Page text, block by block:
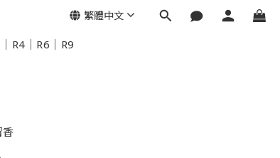
R4｜R6｜R9
繁體中文